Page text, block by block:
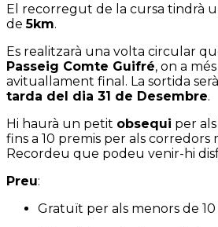
El recorregut de la cursa tindrà
de5km.
Es realitzarà una volta circular
Passeig Comte Guifré, on a
avituallament final. La sortida
tarda del dia 31 de Desembre.
Hi haurà un petit obsequi per
fins a 10 premis per als corredors
Recordeu que podeu venir-hi
Preu:
Gratuït per als menors de 10